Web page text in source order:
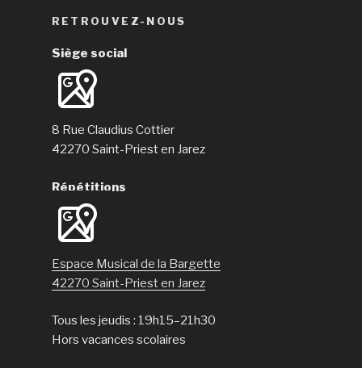
RETROUVEZ-NOUS
Siège social
8 Rue Claudius Cottier
42270 Saint-Priest en Jarez
Répétitions
Espace Musical de la Bargette
42270 Saint-Priest en Jarez
Tous les jeudis : 19h15–21h30
Hors vacances scolaires